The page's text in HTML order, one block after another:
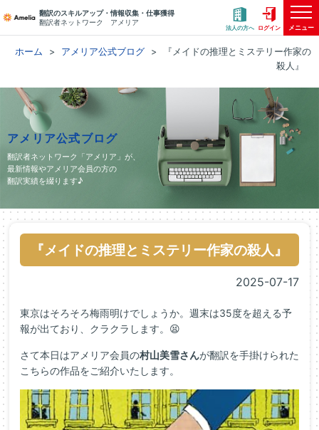
翻訳のスキルアップ・情報収集・仕事獲得
翻訳者ネットワーク アメリア
法人の方へ ログイン メニュー
ホーム アメリア公式ブログ
『メイドの推理とミステリー作家の
殺人』
アメリア公式ブログ
翻訳者ネットワーク「アメリア」が、
最新情報やアメリア会員の方の
翻訳実績を綴ります♪
『メイドの推理とミステリー作家の殺人』
2025-07-17
東京はそろそろ梅雨明けでしょうか。週末は35度を超える予
報が出ており、クラクラします。😫
さて本日はアメリア会員の村山美雪さんが翻訳を手掛けられた
こちらの作品をご紹介いたします。